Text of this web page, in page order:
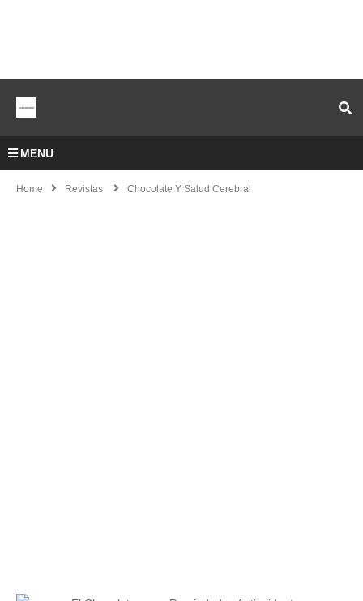
MENU
Home Revistas Chocolate Y Salud Cerebral